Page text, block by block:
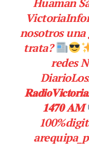
nosotros una
trata?
redes
𝟏𝟒𝟕𝟎 𝐀𝐌